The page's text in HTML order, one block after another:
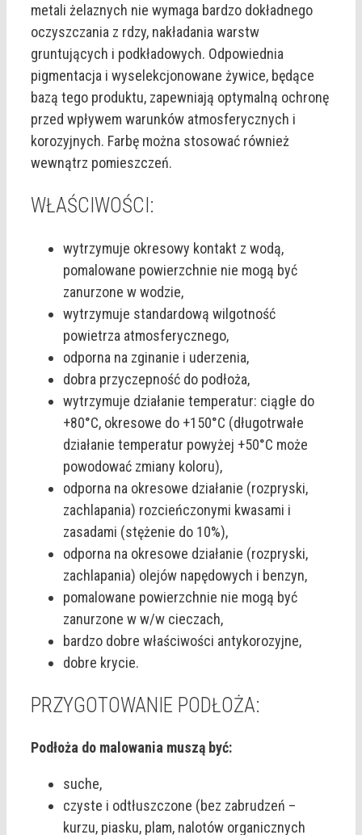
metali żelaznych nie wymaga bardzo dokładnego
oczyszczania z rdzy, nakładania warstw
gruntujących i podkładowych. Odpowiednia
pigmentacja i wyselekcjonowane żywice, będące
bazą tego produktu, zapewniają optymalną ochronę
przed wpływem warunków atmosferycznych i
korozyjnych. Farbę można stosować również
wewnątrz pomieszczeń.
WŁAŚCIWOŚCI:
wytrzymuje okresowy kontakt z wodą,
pomalowane powierzchnie nie mogą być
zanurzone w wodzie,
wytrzymuje standardową wilgotność
powietrza atmosferycznego,
odporna na zginanie i uderzenia,
dobra przyczepność do podłoża,
wytrzymuje działanie temperatur: ciągłe do
+80°C, okresowe do +150°C (długotrwałe
działanie temperatur powyżej +50°C może
powodować zmiany koloru),
odporna na okresowe działanie (rozpryski,
zachlapania) rozcieńczonymi kwasami i
zasadami (stężenie do 10%),
odporna na okresowe działanie (rozpryski,
zachlapania) olejów napędowych i benzyn,
pomalowane powierzchnie nie mogą być
zanurzone w w/w cieczach,
bardzo dobre właściwości antykorozyjne,
dobre krycie.
PRZYGOTOWANIE PODŁOŻA:
Podłoża do malowania muszą być:
suche,
czyste i odtłuszczone (bez zabrudzeń –
kurzu, piasku, plam, nalotów organicznych